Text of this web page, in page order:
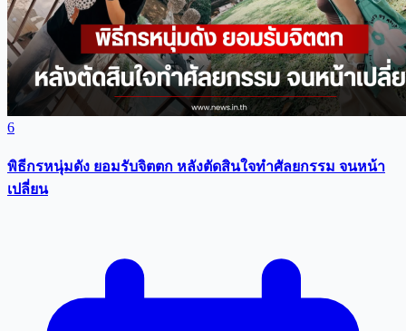
6
พิธีกรหนุ่มดัง ยอมรับจิตตก หลังตัดสินใจทำศัลยกรรม จนหน้า
เปลี่ยน